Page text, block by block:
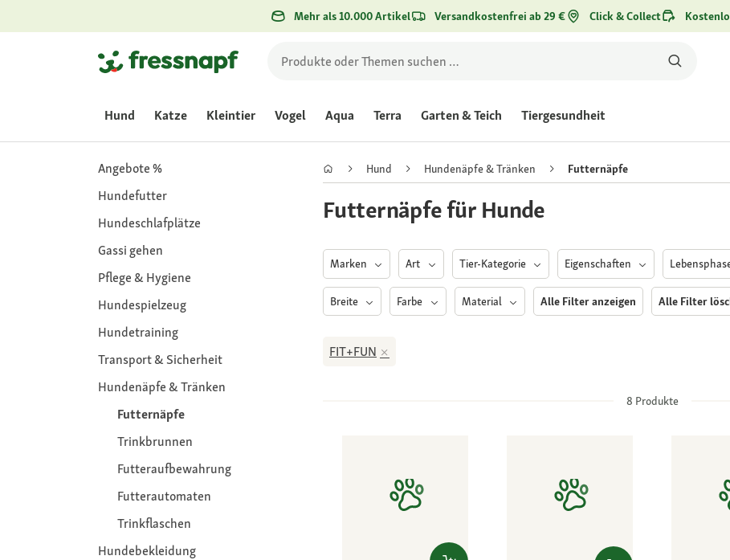
Mehr als 10.000 Artikel Versandkostenfrei ab 29 € Click & Collect
Hund Katze Kleintier Vogel Aqua Terra Garten & Teich Tiergesundheit
Angebote %
Hundefutter
Hundeschlafplätze
Gassi gehen
Pflege & Hygiene
Hundespielzeug
Hundetraining
Transport & Sicherheit
Hundenäpfe & Tränken
Futternäpfe
Trinkbrunnen
Futteraufbewahrung
Futterautomaten
Trinkflaschen
Hundebekleidung
Hund Hundenäpfe & Tränken Futternäpfe
Futternäpfe für Hunde
Marken Art Tier-Kategorie Eigenschaften
Breite Farbe Material Alle Filter anzeigen Alle Filter
FIT+FUN
8 Produkte